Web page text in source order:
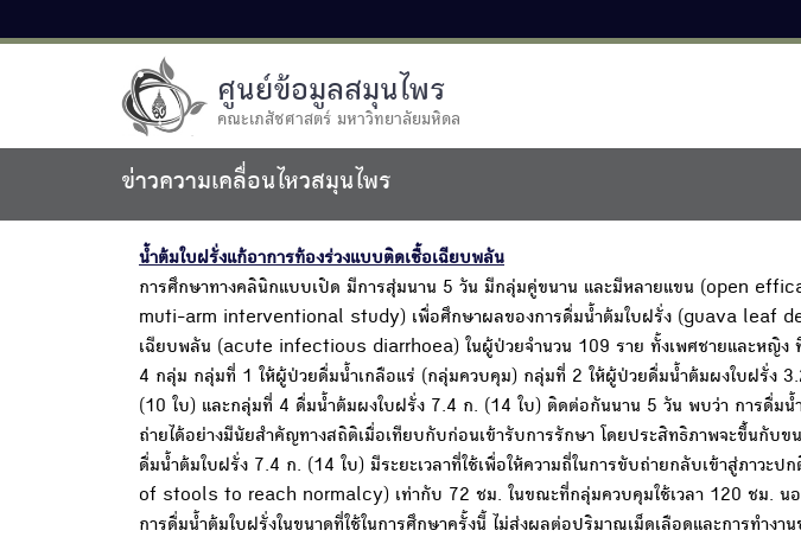
ศูนย์ข้อมูลสมุนไพร
คณะเภสัชศาสตร์ มหาวิทยาลัยมหิดล
ข่าวความเคลื่อนไหวสมุนไพร
น้ำต้มใบฝรั่งแก้อาการท้องร่วงแบบติดเชื้อเฉียบพลัน
การศึกษาทางคลินิกแบบเปิด มีการสุ่มนาน 5 วัน มีกลุ่มคู่ขนาน และมีหลายแขน (open
muti-arm interventional study) เพื่อศึกษาผลของการดื่มน้ำต้มใบฝรั่ง (guava leaf
เฉียบพลัน (acute infectious diarrhoea) ในผู้ป่วยจำนวน 109 ราย ทั้งเพศชายและหญิง
4 กลุ่ม กลุ่มที่ 1 ให้ผู้ป่วยดื่มน้ำเกลือแร่ (กลุ่มควบคุม) กลุ่มที่ 2 ให้ผู้ป่วยดื่มน้ำต้มผงใบฝรั่ง
(10 ใบ) และกลุ่มที่ 4 ดื่มน้ำต้มผงใบฝรั่ง 7.4 ก. (14 ใบ) ติดต่อกันนาน 5 วัน พบว่า การดื่มน้
ถ่ายได้อย่างมีนัยสำคัญทางสถิติเมื่อเทียบกับก่อนเข้ารับการรักษา โดยประสิทธิภาพจะขึ้นกับ
ดื่มน้ำต้มใบฝรั่ง 7.4 ก. (14 ใบ) มีระยะเวลาที่ใช้เพื่อให้ความถี่ในการขับถ่ายกลับเข้าสู่ภา
of stools to reach normalcy) เท่ากับ 72 ชม. ในขณะที่กลุ่มควบคุมใช้เวลา 120 ชม. น
การดื่มน้ำต้มใบฝรั่งในขนาดที่ใช้ในการศึกษาครั้งนี้ ไม่ส่งผลต่อปริมาณเม็ดเลือดและการทำงา